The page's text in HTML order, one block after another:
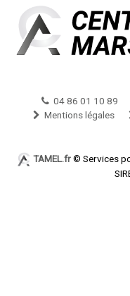
04 86 01 10 89
Mentions légales
TAMEL.fr© Services